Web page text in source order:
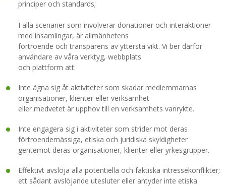
principer och standards;
I alla scenarier som involverar donationer och interaktioner
med insamlingar, är allmänhetens
förtroende och transparens av yttersta vikt. Vi ber därför
användare av våra verktyg, webbplats
och plattform att:
Inte ägna sig åt aktiviteter som skadar medlemmarnas
organisationer, klienter eller verksamhet
eller medvetet är upphov till en verksamhets vanrykte.
Inte engagera sig i aktiviteter som strider mot deras
förtroendemässiga, etiska och juridiska skyldigheter
gentemot deras organisationer, klienter eller yrkesgrupper.
Effektivt avslöja alla potentiella och faktiska intressekonflikter;
ett sådant avslöjande utesluter eller antyder inte etiska